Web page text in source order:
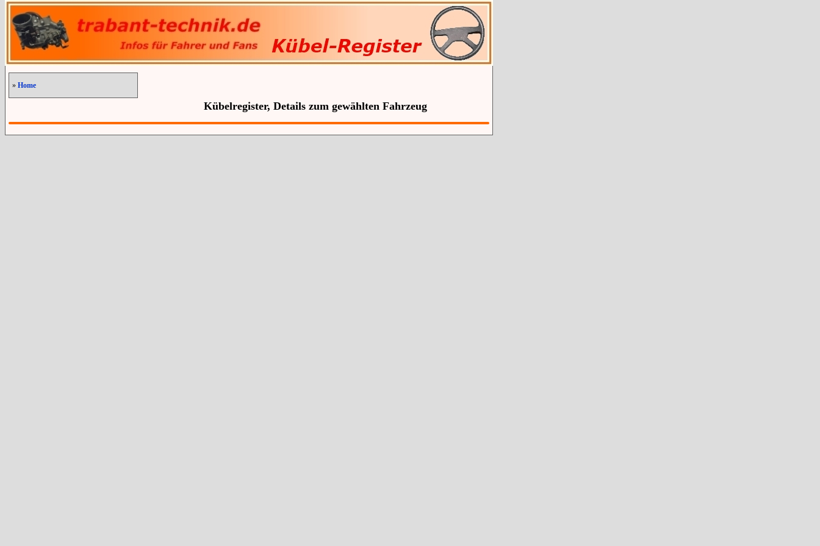
» Home
Kübelregister, Details zum gewählten Fahrzeug